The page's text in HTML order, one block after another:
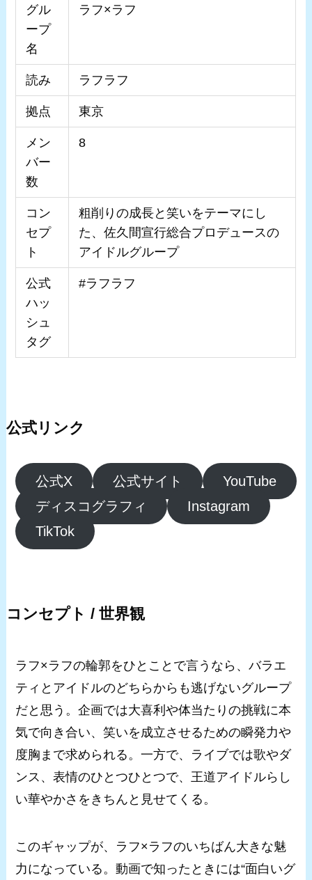
グル
ープ
名
ラフ×ラフ
読み ラフラフ
拠点 東京
メン
バー
数
8
コン
セプ
ト
粗削りの成長と笑いをテーマにし
た、佐久間宣行総合プロデュースの
アイドルグループ
公式
ハッ
シュ
タグ
#ラフラフ
公式リンク
公式X 公式サイト
YouTube
ディスコグラフィ
Instagram
TikTok
コンセプト / 世界観
ラフ×ラフの輪郭をひとことで言うなら、バラエ
ティとアイドルのどちらからも逃げないグループ
だと思う。企画では大喜利や体当たりの挑戦に本
気で向き合い、笑いを成立させるための瞬発力や
度胸まで求められる。一方で、ライブでは歌やダ
ンス、表情のひとつひとつで、王道アイドルらし
い華やかさをきちんと見せてくる。
このギャップが、ラフ×ラフのいちばん大きな魅
力になっている。動画で知ったときには“面白いグ